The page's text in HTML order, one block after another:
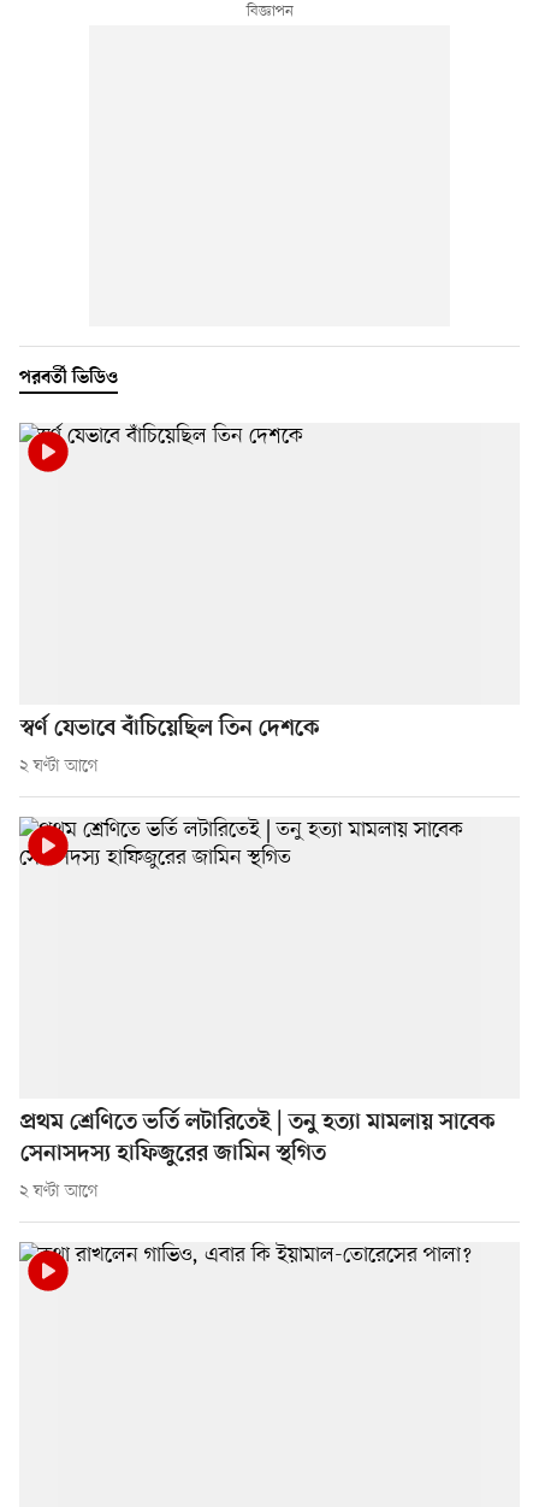
পরবর্তী ভিডিও
স্বর্ণ যেভাবে বাঁচিয়েছিল তিন দেশকে
২ ঘণ্টা আগে
প্রথম শ্রেণিতে ভর্তি লটারিতেই | তনু হত্যা মামলায় সাবেক
সেনাসদস্য হাফিজুরের জামিন স্থগিত
২ ঘণ্টা আগে